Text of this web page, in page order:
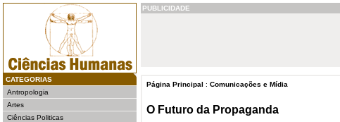
CATEGORIAS
Antropologia
Artes
Ciências Politicas
PUBLICIDADE
Página Principal : Comunicações e Mídia
O Futuro da Propaganda